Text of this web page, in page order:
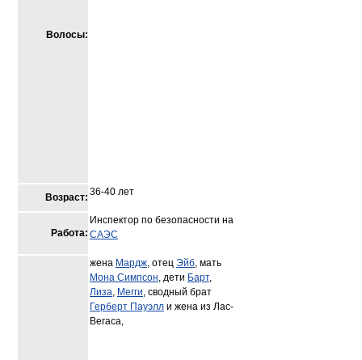
Волосы:
Возраст: 36-40 лет
Работа:
Инспектор по безопасности на
САЭС
жена Мардж, отец Эйб, мать
Мона Симпсон, дети Барт,
Лиза, Мегги, сводный брат
Герберт Пауэлл и жена из Лас-
Вегаса,